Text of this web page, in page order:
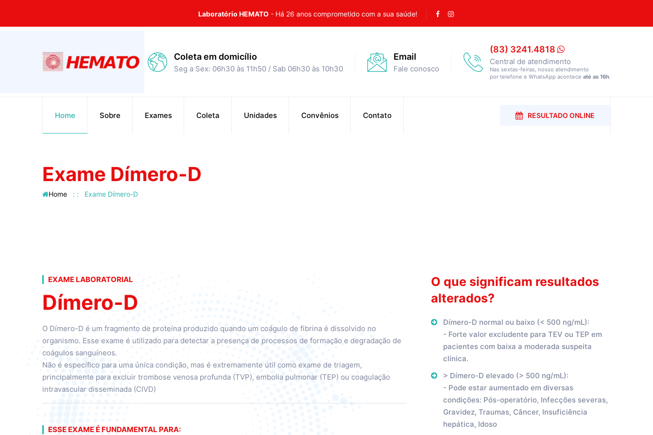
Laboratório HEMATO - Há 26 anos comprometido com a sua saúde!
Coleta em domicílio
Seg a Sex: 06h30 às 11h50 / Sab 06h30 às 10h30
Email
Fale conosco
(83) 3241.4818
Central de atendimento
Nas sextas-feiras, nosso atendimento
por telefone e WhatsApp acontece até as 16h.
Home Sobre Exames Coleta Unidades Convênios Contato RESULTADO ONLINE
Exame Dímero-D
Home : : Exame Dímero-D
EXAME LABORATORIAL
Dímero-D
O Dímero-D é um fragmento de proteína produzido quando um coágulo de fibrina é dissolvido no
organismo. Esse exame é utilizado para detectar a presença de processos de formação e degradação de
coágulos sanguíneos.
Não é específico para uma única condição, mas é extremamente útil como exame de triagem,
principalmente para excluir trombose venosa profunda (TVP), embolia pulmonar (TEP) ou coagulação
intravascular disseminada (CIVD)
ESSE EXAME É FUNDAMENTAL PARA:
O que significam resultados
alterados?
Dímero-D normal ou baixo (< 500 ng/mL):
- Forte valor excludente para TEV ou TEP em
pacientes com baixa a moderada suspeita
clínica.
> Dímero-D elevado (> 500 ng/mL):
- Pode estar aumentado em diversas
condições: Pós-operatório, Infecções severas,
Gravidez, Traumas, Câncer, Insuficiência
hepática, Idoso